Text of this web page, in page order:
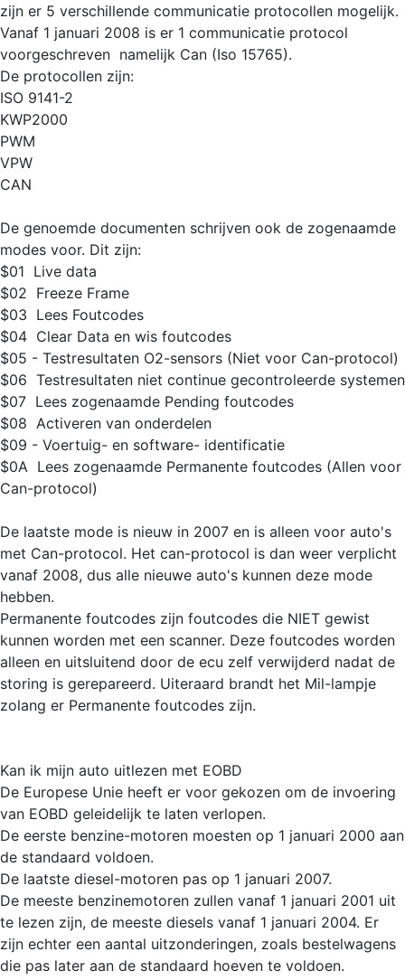
zijn er 5 verschillende communicatie protocollen mogelijk.
Vanaf 1 januari 2008 is er 1 communicatie protocol
voorgeschreven  namelijk Can (Iso 15765).
De protocollen zijn:
ISO 9141-2
KWP2000
PWM
VPW
CAN
De genoemde documenten schrijven ook de zogenaamde
modes voor. Dit zijn:
$01  Live data
$02  Freeze Frame
$03  Lees Foutcodes
$04  Clear Data en wis foutcodes
$05 - Testresultaten O2-sensors (Niet voor Can-protocol)
$06  Testresultaten niet continue gecontroleerde systemen
$07  Lees zogenaamde Pending foutcodes
$08  Activeren van onderdelen
$09 - Voertuig- en software- identificatie
$0A  Lees zogenaamde Permanente foutcodes (Allen voor
Can-protocol)
De laatste mode is nieuw in 2007 en is alleen voor auto's
met Can-protocol. Het can-protocol is dan weer verplicht
vanaf 2008, dus alle nieuwe auto's kunnen deze mode
hebben.
Permanente foutcodes zijn foutcodes die NIET gewist
kunnen worden met een scanner. Deze foutcodes worden
alleen en uitsluitend door de ecu zelf verwijderd nadat de
storing is gerepareerd. Uiteraard brandt het Mil-lampje
zolang er Permanente foutcodes zijn.
Kan ik mijn auto uitlezen met EOBD
De Europese Unie heeft er voor gekozen om de invoering
van EOBD geleidelijk te laten verlopen.
De eerste benzine-motoren moesten op 1 januari 2000 aan
de standaard voldoen.
De laatste diesel-motoren pas op 1 januari 2007.
De meeste benzinemotoren zullen vanaf 1 januari 2001 uit
te lezen zijn, de meeste diesels vanaf 1 januari 2004. Er
zijn echter een aantal uitzonderingen, zoals bestelwagens
die pas later aan de standaard hoeven te voldoen.